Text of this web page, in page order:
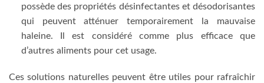
possède des propriétés désinfectantes et désodorisantes
qui peuvent atténuer temporairement la mauvaise
haleine. Il est considéré comme plus efficace que
d’autres aliments pour cet usage.
Ces solutions naturelles peuvent être utiles pour rafraîchir